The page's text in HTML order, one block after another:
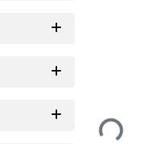
Loading...